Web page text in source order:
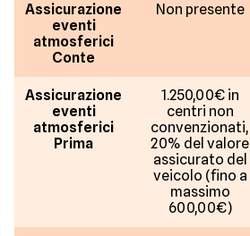
Assicurazione
eventi
atmosferici
Conte
Non presente
Assicurazione
eventi
atmosferici
Prima
1.250,00€ in
centri non
convenzionati,
20% del valore
assicurato del
veicolo (fino a
massimo
600,00€)